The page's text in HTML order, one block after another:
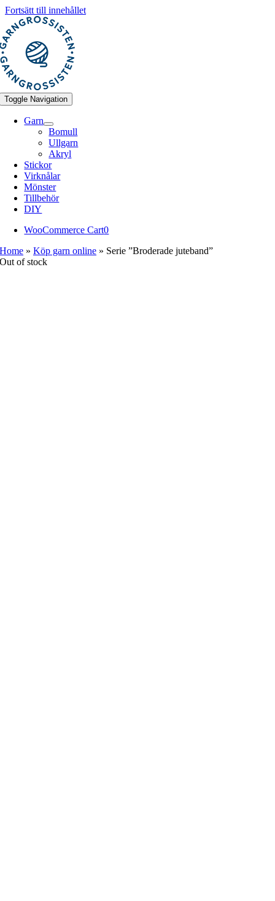
Fortsätt till innehållet
Toggle Navigation
Garn
Bomull
Ullgarn
Akryl
Stickor
Virknålar
Mönster
Tillbehör
DIY
WooCommerce Cart0
Home »Köp garn online » Serie ”Broderade juteband”
Out of stock